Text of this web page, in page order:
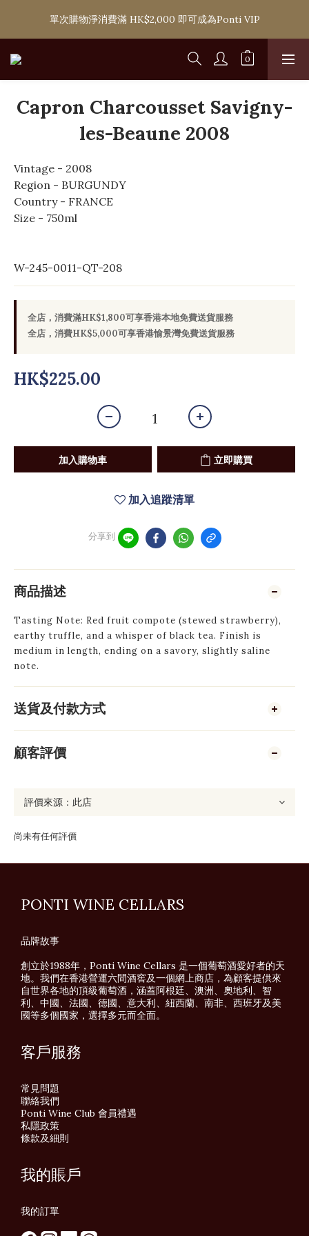
購滿 HK$1,800 即可享香港本地免費送貨服務，或選擇於6間分店
免費自取
單次購物淨消費滿 HK$2,000 即可成為Ponti VIP
購滿 HK$1,800 即可享香港本地免費送貨服務，或選擇於6間分店
Capron Charcousset Savigny-
les-Beaune 2008
Vintage - 2008
Region - BURGUNDY
Country - FRANCE
Size - 750ml
W-245-0011-QT-208
全店，消費滿HK$1,800可享香港本地免費送貨服務
全店，消費HK$5,000可享香港愉景灣免費送貨服務
HK$225.00
加入購物車 立即購買
加入追蹤清單
分享到
商品描述
Tasting Note: Red fruit compote (stewed strawberry),
earthy truffle, and a whisper of black tea. Finish is
medium in length, ending on a savory, slightly saline
note.
送貨及付款方式
顧客評價
尚未有任何評價
PONTI WINE CELLARS
品牌故事
創立於1988年，Ponti Wine Cellars 是一個葡萄酒愛好者的天
地。我們在香港營運六間酒窖及一個網上商店，為顧客提供來
自世界各地的頂級葡萄酒，涵蓋阿根廷、澳洲、奧地利、智
利、中國、法國、德國、意大利、紐西蘭、南非、西班牙及美
國等多個國家，選擇多元而全面。
客戶服務
常見問題
聯絡我們
Ponti Wine Club 會員禮遇
私隱政策
條款及細則
我的賬戶
我的訂單